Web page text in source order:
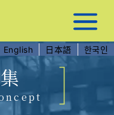
English 日本語 한국인